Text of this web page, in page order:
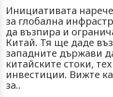
Инициативата
за глобална
да възпира и
Китай. Тя ще даде
западните държави
китайските стоки,
инвестиции. Вижте
за..